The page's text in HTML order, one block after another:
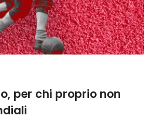
per chi proprio non